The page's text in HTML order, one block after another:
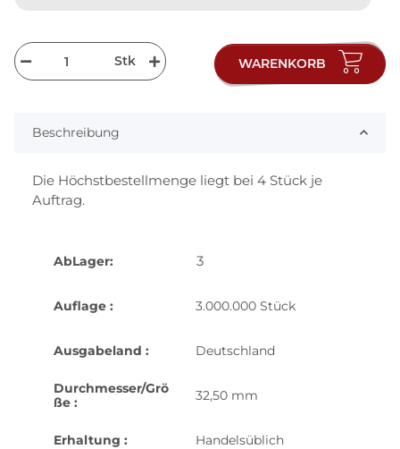
Stk WARENKORB
Beschreibung
Die Höchstbestellmenge liegt bei 4 Stück je
Auftrag.
AbLager: 3
Auflage : 3.000.000 Stück
Ausgabeland : Deutschland
Durchmesser/Grö
ße :
32,50 mm
Erhaltung : Handelsüblich